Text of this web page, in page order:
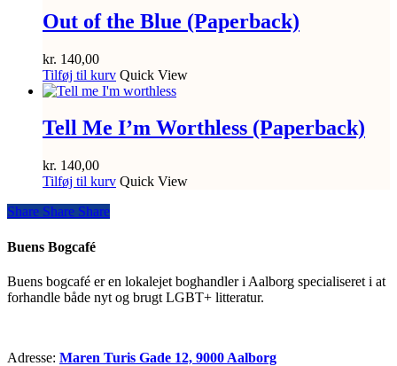
Out of the Blue (Paperback)
kr. 140,00
Tilføj til kurv Quick View
Tell Me I’m Worthless (Paperback)
kr. 140,00
Tilføj til kurv Quick View
Share
Share Share Share
Buens Bogcafé
Buens bogcafé er en lokalejet boghandler i Aalborg specialiseret i at
forhandle både nyt og brugt LGBT+ litteratur.
Adresse: Maren Turis Gade 12, 9000 Aalborg